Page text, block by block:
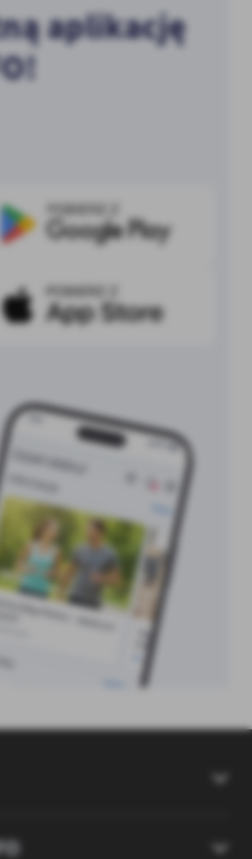
aplikację